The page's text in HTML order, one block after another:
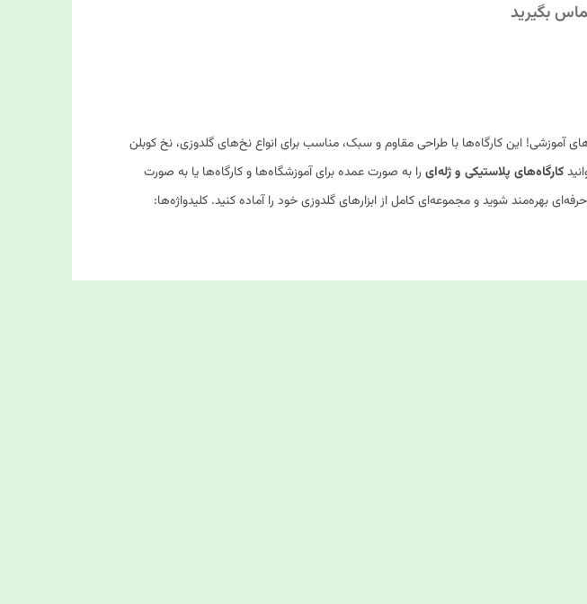
بگیرید
آموزشی! این کارگاه‌ها با طراحی مقاوم و سبک، مناسب برای انواع نخ‌های گلدوزی، نخ کوبلن
کارگاه‌های پلاستیکی و ژله‌ای را به صورت عمده برای آموزشگاه‌ها و کارگاه‌ها یا به صورت
بهره‌مند شوید و مجموعه‌ای کامل از ابزارهای گلدوزی خود را آماده کنید. کلیدواژه‌ها: